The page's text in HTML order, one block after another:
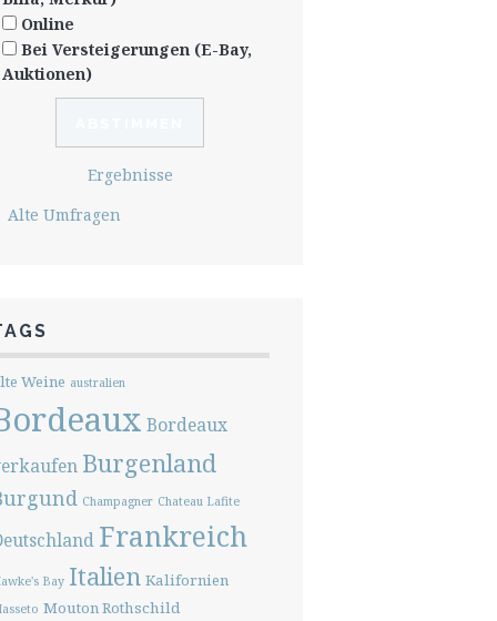
Online
Bei Versteigerungen (E-Bay,
Auktionen)
Ergebnisse
Alte Umfragen
Weine australien
Bordeaux
Burgenland
Champagner Chateau Lafite
Frankreich
Bay Italien Kalifornien
Mouton Rothschild